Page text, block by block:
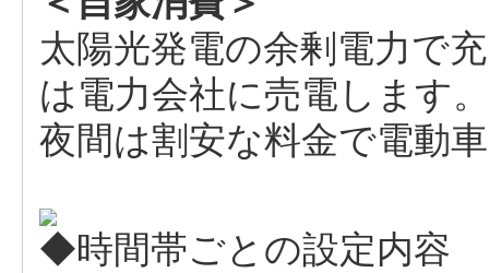
太陽光発電の余剰電力で
は電力会社に売電します。
夜間は割安な料金で電動
◆時間帯ごとの設定内容